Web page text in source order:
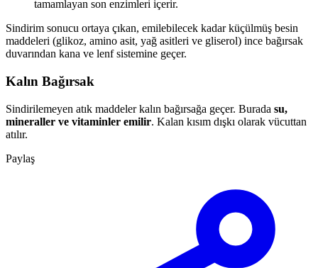
tamamlayan son enzimleri içerir.
Sindirim sonucu ortaya çıkan, emilebilecek kadar küçülmüş besin
maddeleri (glikoz, amino asit, yağ asitleri ve gliserol) ince bağırsak
duvarından kana ve lenf sistemine geçer.
Kalın Bağırsak
Sindirilemeyen atık maddeler kalın bağırsağa geçer. Burada su,
mineraller ve vitaminler emilir. Kalan kısım dışkı olarak vücuttan
atılır.
Paylaş